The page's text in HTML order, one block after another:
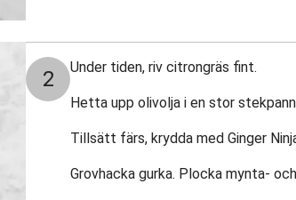
2 Under tiden, riv citrongräs fint.
Hetta upp olivolja i en stor
Tillsätt färs, krydda med Ginger
Grovhacka gurka. Plocka mynta-